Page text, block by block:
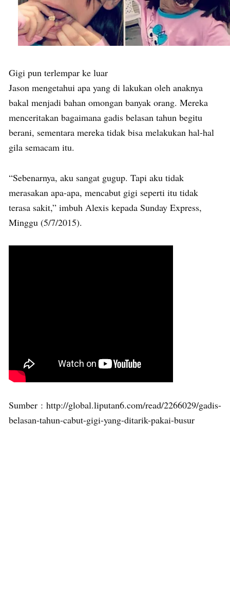
Gigi pun terlempar ke luar
Jason mengetahui apa yang di lakukan oleh anaknya
bakal menjadi bahan omongan banyak orang. Mereka
menceritakan bagaimana gadis belasan tahun begitu
berani, sementara mereka tidak bisa melakukan hal-hal
gila semacam itu.
“Sebenarnya, aku sangat gugup. Tapi aku tidak
merasakan apa-apa, mencabut gigi seperti itu tidak
terasa sakit,” imbuh Alexis kepada Sunday Express,
Minggu (5/7/2015).
Sumber : http://global.liputan6.com/read/2266029/gadis-
belasan-tahun-cabut-gigi-yang-ditarik-pakai-busur